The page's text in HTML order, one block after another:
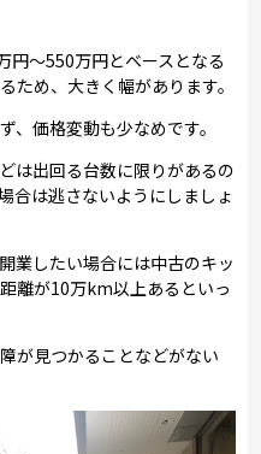
円～550万円とベースとなる
ため、大きく幅があります。
、価格変動も少なめです。
は出回る台数に限りがあるの
合は逃さないようにしましょ
業したい場合には中古のキッ
離が10万km以上あるといっ
が見つかることなどがない